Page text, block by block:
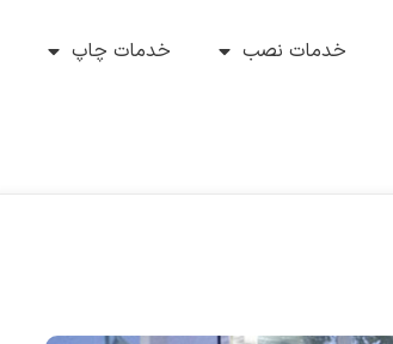
خدمات نصب خدمات چاپ